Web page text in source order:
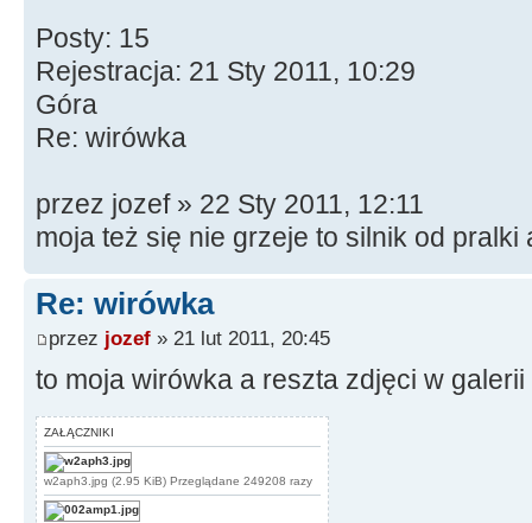
Posty: 15
Rejestracja: 21 Sty 2011, 10:29
Góra
Re: wirówka
przez jozef » 22 Sty 2011, 12:11
moja też się nie grzeje to silnik od pralki
Re: wirówka
przez jozef » 21 lut 2011, 20:45
to moja wirówka a reszta zdjęci w
ZAŁĄCZNIKI
w2aph3.jpg (2.95 KiB) Przeglądane 249208 razy